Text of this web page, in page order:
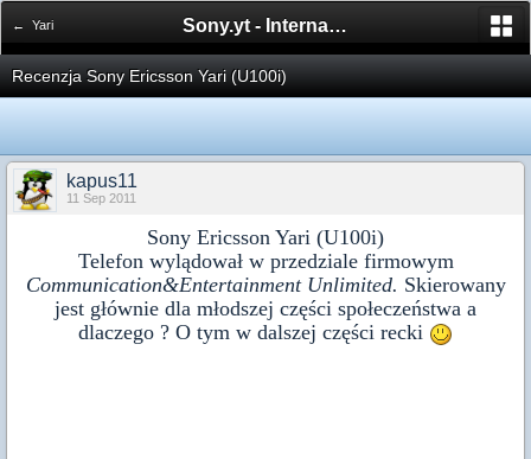
← Yari Sony.yt - International Sony Forum
Recenzja Sony Ericsson Yari (U100i)
kapus11
11 Sep 2011
Sony Ericsson Yari (U100i)
Telefon wylądował w przedziale firmowym
Communication&Entertainment Unlimited. Skierowany
jest głównie dla młodszej części społeczeństwa a
dlaczego ? O tym w dalszej części recki